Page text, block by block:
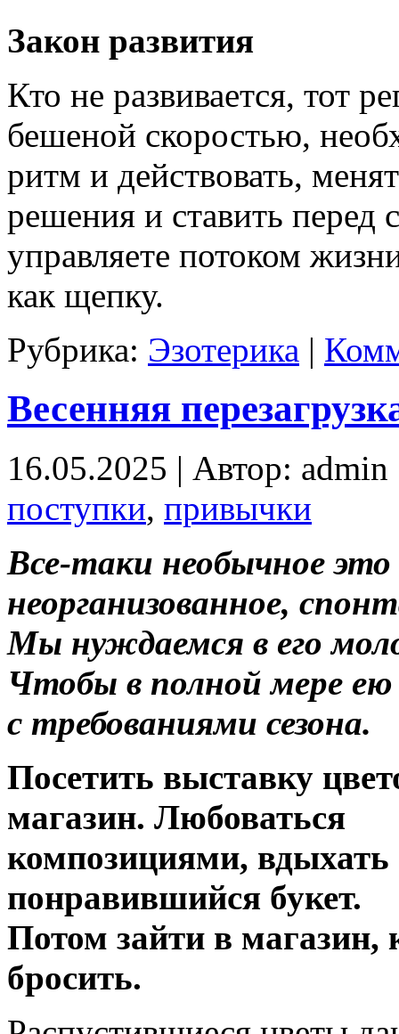
Закон развития
Кто не развивается, тот
бешеной скоростью,
ритм и действовать,
решения и ставить
управляете потоком
как щепку.
Рубрика: Эзотерика |
Весенняя
16.05.2025 | Автор:
поступки, привычки
Все-таки необычное
неорганизованное,
Мы нуждаемся в его
Чтобы в полной мере
с требованиями сезона.
Посетить выставку
магазин. Любоваться
композициями, вдыхать
понравившийся букет.
Потом зайти в магазин,
бросить.